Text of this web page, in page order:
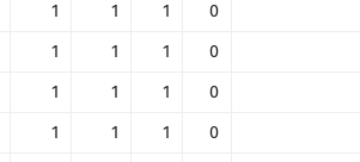
0
1
1
1
0
1
1
1
0
1
1
1
0
1
1
1